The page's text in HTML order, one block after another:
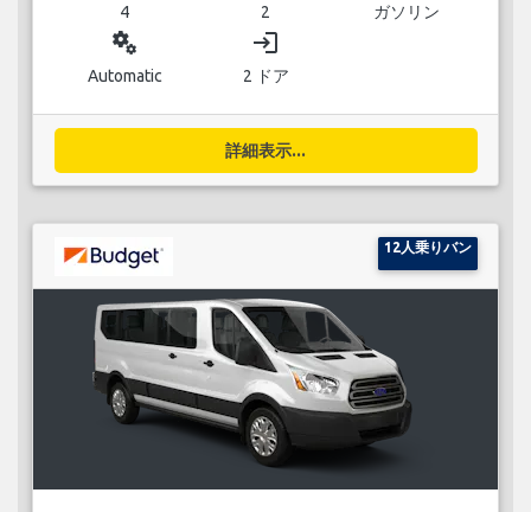
4 2 ガソリン
miscellaneous_services
Automatic
login
2 ドア
詳細表示...
12人乗りバン